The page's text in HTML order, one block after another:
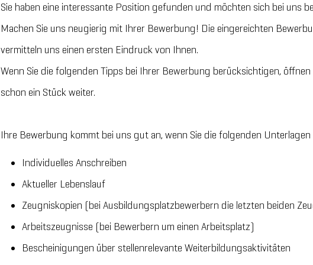
Sie haben eine interessante Position gefunden und möchten sich bei uns
Machen Sie uns neugierig mit Ihrer Bewerbung! Die eingereichten
vermitteln uns einen ersten Eindruck von Ihnen.
Wenn Sie die folgenden Tipps bei Ihrer Bewerbung berücksichtigen,
schon ein Stück weiter.
Ihre Bewerbung kommt bei uns gut an, wenn Sie die folgenden Unterlagen
Individuelles Anschreiben
Aktueller Lebenslauf
Zeugniskopien (bei Ausbildungsplatzbewerbern die letzten beiden
Arbeitszeugnisse (bei Bewerbern um einen Arbeitsplatz)
Bescheinigungen über stellenrelevante Weiterbildungsaktivitäten